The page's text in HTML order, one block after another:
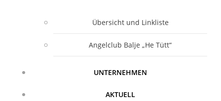
Übersicht und Linkliste
Angelclub Balje „He Tütt“
UNTERNEHMEN
AKTUELL